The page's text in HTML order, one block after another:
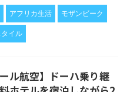
アフリカ生活 モザンビーク
イル
ール航空】ドーハ乗り継